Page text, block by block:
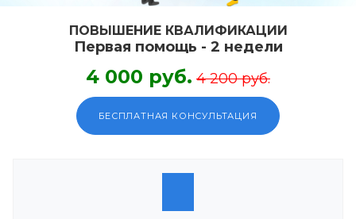
ПОВЫШЕНИЕ КВАЛИФИКАЦИИ
Первая помощь - 2 недели
4 000 руб. 4 200 руб.
БЕСПЛАТНАЯ КОНСУЛЬТАЦИЯ